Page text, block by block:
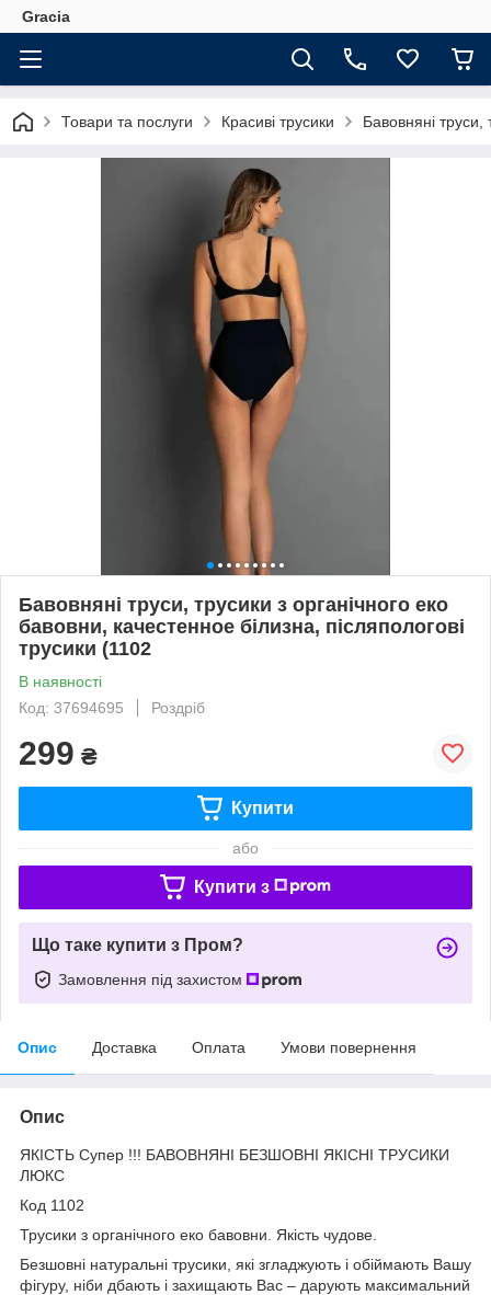
Gracia
Товари та послуги Красиві трусики Бавовняні труси,
Бавовняні труси, трусики з органічного еко
бавовни, качестенное білизна, післяпологові
трусики (1102
В наявності
Код: 37694695
Роздріб
299 ₴
Купити
або
Купити з
Що таке купити з Пром?
Замовлення під захистом
Опис Доставка Оплата Умови повернення
Опис
ЯКІСТЬ Супер !!! БАВОВНЯНІ БЕЗШОВНІ ЯКІСНІ ТРУСИКИ
ЛЮКС
Код 1102
Трусики з органічного еко бавовни. Якість чудове.
Безшовні натуральні трусики, які згладжують і обіймають Вашу
фігуру, ніби дбають і захищають Вас – дарують максимальний